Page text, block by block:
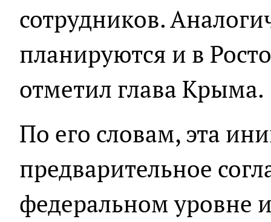
сотрудников.
планируются и в
отметил глава Крыма.
По его словам, эта
предварительное
федеральном уровне